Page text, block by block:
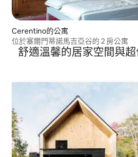
Cerentino的公寓
位於塞爾門蒂諾馬吉亞谷的 2 房公寓
舒適溫馨的居家空間與